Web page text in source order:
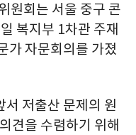
원회는 서울 중구 콘
복지부 1차관 주재
가 자문회의를 가졌
서 저출산 문제의 원
견을 수렴하기 위해